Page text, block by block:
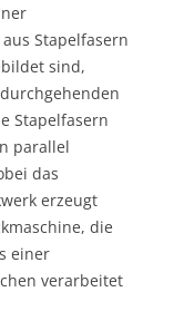
Stapelfasern
sind,
Stapelfasern
parallel
das
erzeugt
die
einer
verarbeitet